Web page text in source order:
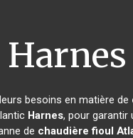
Harnes
besoins en matière de
Harnes, pour garantir
de chaudière fioul